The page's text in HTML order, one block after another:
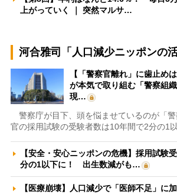
上がっていく ｜ 突然マルサ…
河合雅司「人口減少ニッポンの活
【「警察官離れ」に歯止め
が本気で取り組む「警察組
現…
警察庁が目下、頭を悩ませているのが「
官の採用試験の受験者数は10年間で2分の1
【安全・安心ニッポンの危機】採用試験
分の1以下に！ 出生数減がも…
【医療崩壊】人口減少で「医師不足」に